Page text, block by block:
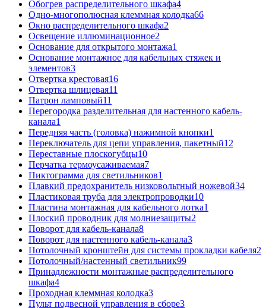
Обогрев распределительного шкафа4
Одно-многополюсная клеммная колодка66
Окно распределительного шкафа2
Освещение иллюминационное2
Основание для открытого монтажа1
Основание монтажное для кабельных стяжек и
элементов3
Отвертка крестовая16
Отвертка шлицевая11
Патрон ламповый11
Перегородка разделительная для настенного кабель-
канала1
Передняя часть (головка) нажимной кнопки1
Переключатель для цепи управления, пакетный12
Переставные плоскогубцы10
Перчатка термоусаживаемая7
Пиктограмма для светильников1
Плавкий предохранитель низковольтный ножевой34
Пластиковая труба для электропроводки10
Пластина монтажная для кабельного лотка1
Плоский проводник для молниезащиты2
Поворот для кабель-канала8
Поворот для настенного кабель-канала3
Потолочный кронштейн для системы прокладки кабеля2
Потолочный/настенный светильник99
Принадлежности монтажные распределительного
шкафа4
Проходная клеммная колодка3
Пульт подвесной управления в сборе3